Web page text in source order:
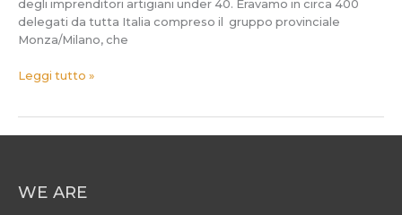
degli imprenditori artigiani under 40. Eravamo in circa 400
delegati da tutta Italia compreso il gruppo provinciale
Monza/Milano, che
Leggi tutto »
WE ARE